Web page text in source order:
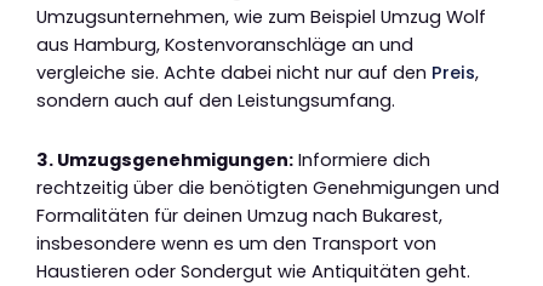
Umzugsunternehmen, wie zum Beispiel Umzug Wolf
aus Hamburg, Kostenvoranschläge an und
vergleiche sie. Achte dabei nicht nur auf den Preis,
sondern auch auf den Leistungsumfang.
3. Umzugsgenehmigungen: Informiere dich
rechtzeitig über die benötigten Genehmigungen und
Formalitäten für deinen Umzug nach Bukarest,
insbesondere wenn es um den Transport von
Haustieren oder Sondergut wie Antiquitäten geht.